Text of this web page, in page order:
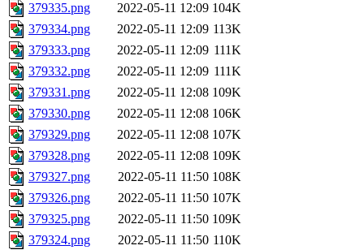
379335.png
2022-05-11 12:09 104K
379334.png
2022-05-11 12:09 113K
379333.png
2022-05-11 12:09 111K
379332.png
2022-05-11 12:09 111K
379331.png
2022-05-11 12:08 109K
379330.png
2022-05-11 12:08 106K
379329.png
2022-05-11 12:08 107K
379328.png
2022-05-11 12:08 109K
379327.png
2022-05-11 11:50 108K
379326.png
2022-05-11 11:50 107K
379325.png
2022-05-11 11:50 109K
379324.png
2022-05-11 11:50 110K